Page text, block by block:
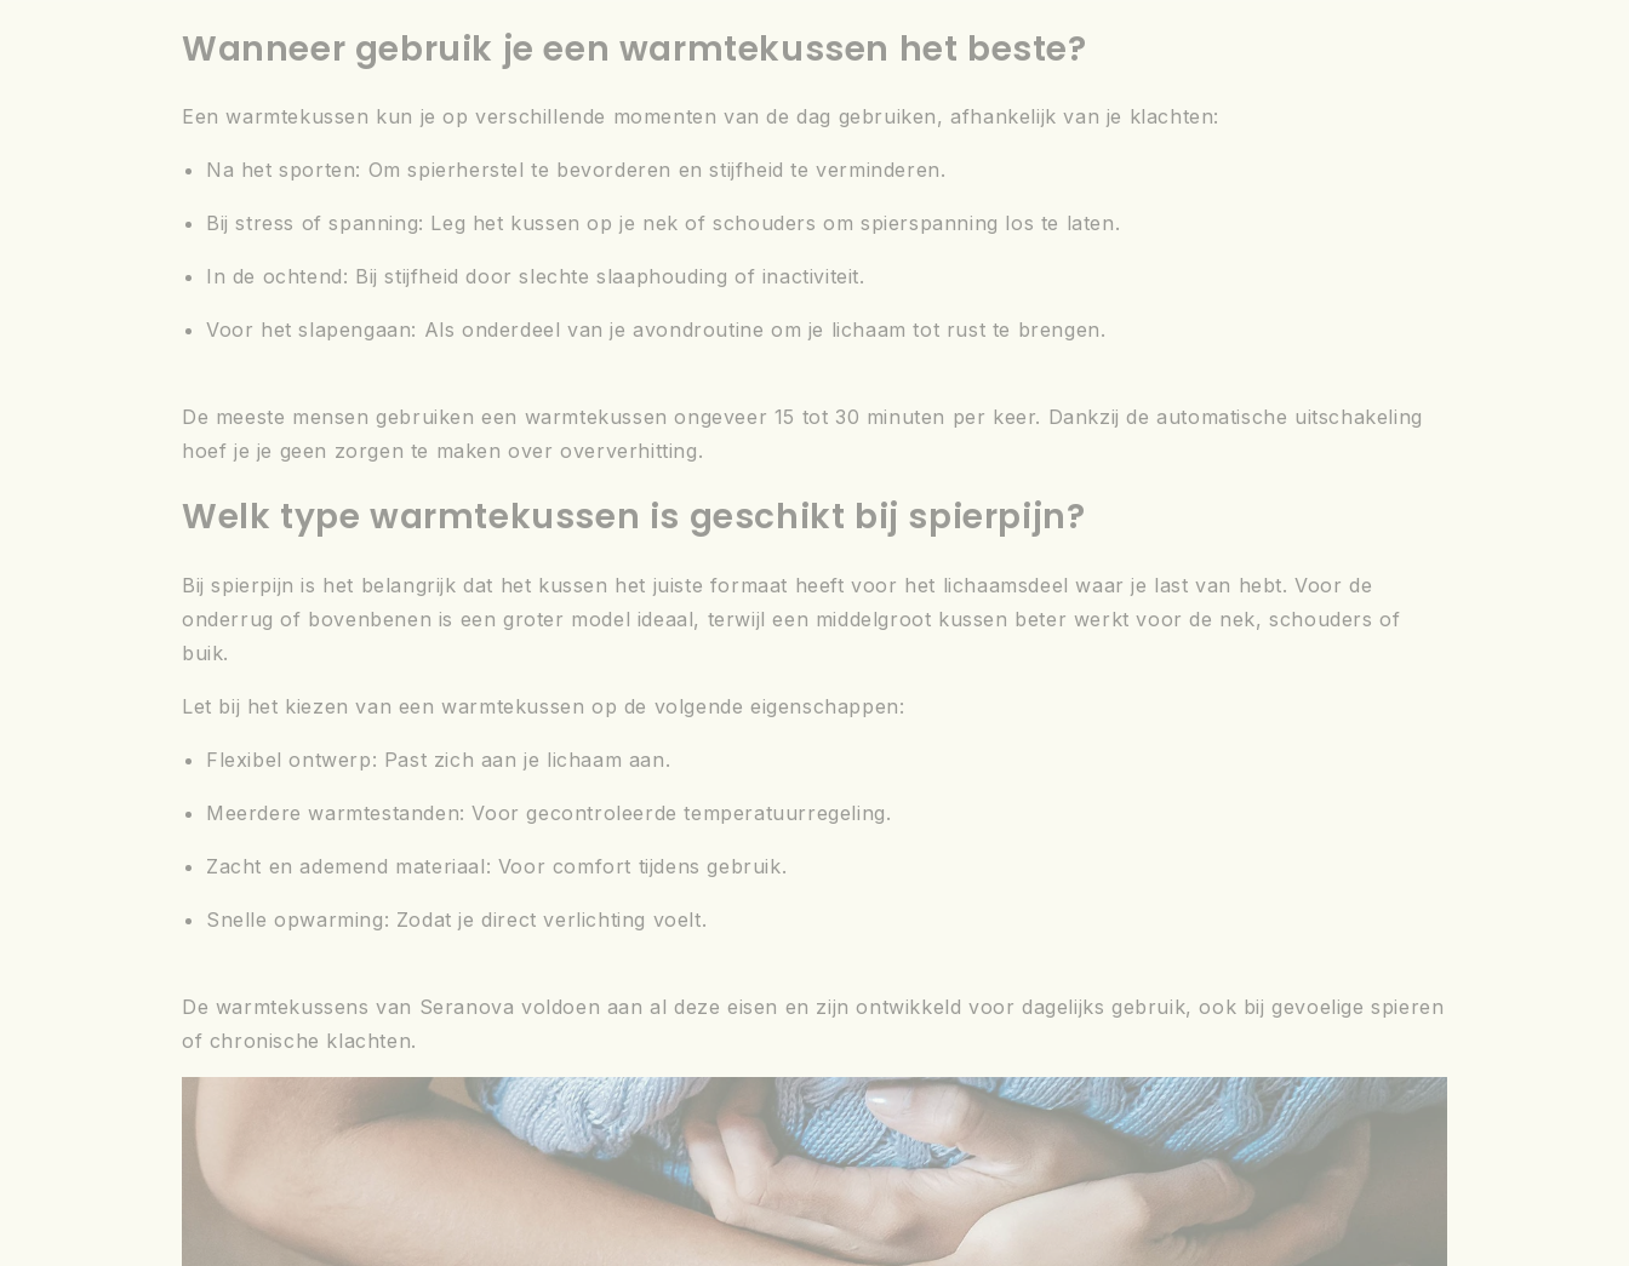
Wanneer gebruik je een warmtekussen het beste?
Een warmtekussen kun je op verschillende momenten van de dag gebruiken, afhankelijk van je klachten:
Na het sporten: Om spierherstel te bevorderen en stijfheid te verminderen.
Bij stress of spanning: Leg het kussen op je nek of schouders om spierspanning los te laten.
In de ochtend: Bij stijfheid door slechte slaaphouding of inactiviteit.
Voor het slapengaan: Als onderdeel van je avondroutine om je lichaam tot rust te brengen.
De meeste mensen gebruiken een warmtekussen ongeveer 15 tot 30 minuten per keer. Dankzij de automatische uitschakeling
hoef je je geen zorgen te maken over oververhitting.
Welk type warmtekussen is geschikt bij spierpijn?
Bij spierpijn is het belangrijk dat het kussen het juiste formaat heeft voor het lichaamsdeel waar je last van hebt. Voor de
onderrug of bovenbenen is een groter model ideaal, terwijl een middelgroot kussen beter werkt voor de nek, schouders of
buik.
Let bij het kiezen van een warmtekussen op de volgende eigenschappen:
Flexibel ontwerp: Past zich aan je lichaam aan.
Meerdere warmtestanden: Voor gecontroleerde temperatuurregeling.
Zacht en ademend materiaal: Voor comfort tijdens gebruik.
Snelle opwarming: Zodat je direct verlichting voelt.
De warmtekussens van Seranova voldoen aan al deze eisen en zijn ontwikkeld voor dagelijks gebruik, ook bij gevoelige spieren
of chronische klachten.